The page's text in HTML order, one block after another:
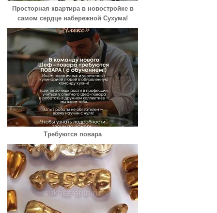
Просторная квартира в новостройке в
самом сердце набережной Сухума!
Требуются повара